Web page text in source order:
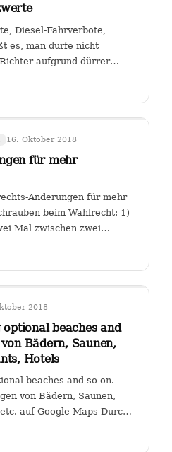
Diesel-Fahrverbote,
es, man dürfe nicht
aufgrund dürrer
16. Oktober 2018
für mehr
Änderungen für mehr
beim Wahlrecht: 1)
Mal zwischen zwei
2018
beaches and
Bädern, Saunen,
Hotels
beaches and so on.
von Bädern, Saunen,
auf Google Maps Durch